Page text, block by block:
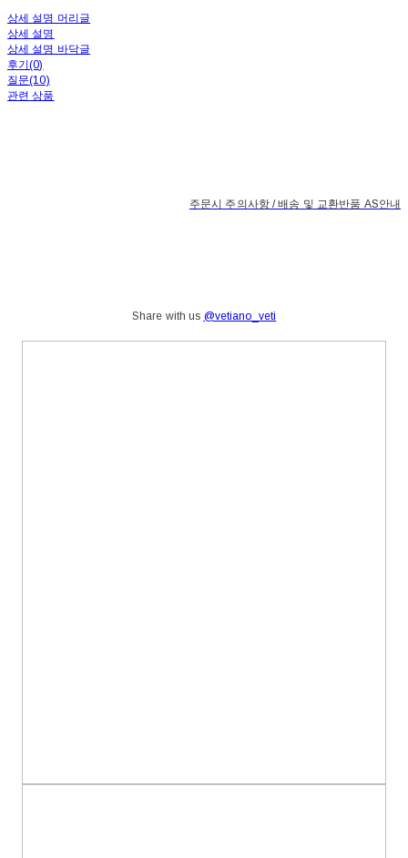
상세 설명 머리글
상세 설명
상세 설명 바닥글
후기(0)
질문(10)
관련 상품
주문시 주의사항 / 배송 및 교환반품 AS안내
Share with us @vetiano_veti